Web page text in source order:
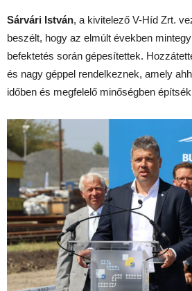
Sárvári István, a kivitelező V-Híd Zrt.
beszélt, hogy az elmúlt években
befektetés során gépesítettek.
és nagy géppel rendelkeznek, amely
időben és megfelelő minőségben